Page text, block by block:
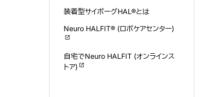
装着型サイボーグHAL®とは
Neuro HALFIT® (ロボケアセンター)
自宅でNeuro HALFIT (オンラインス
トア)